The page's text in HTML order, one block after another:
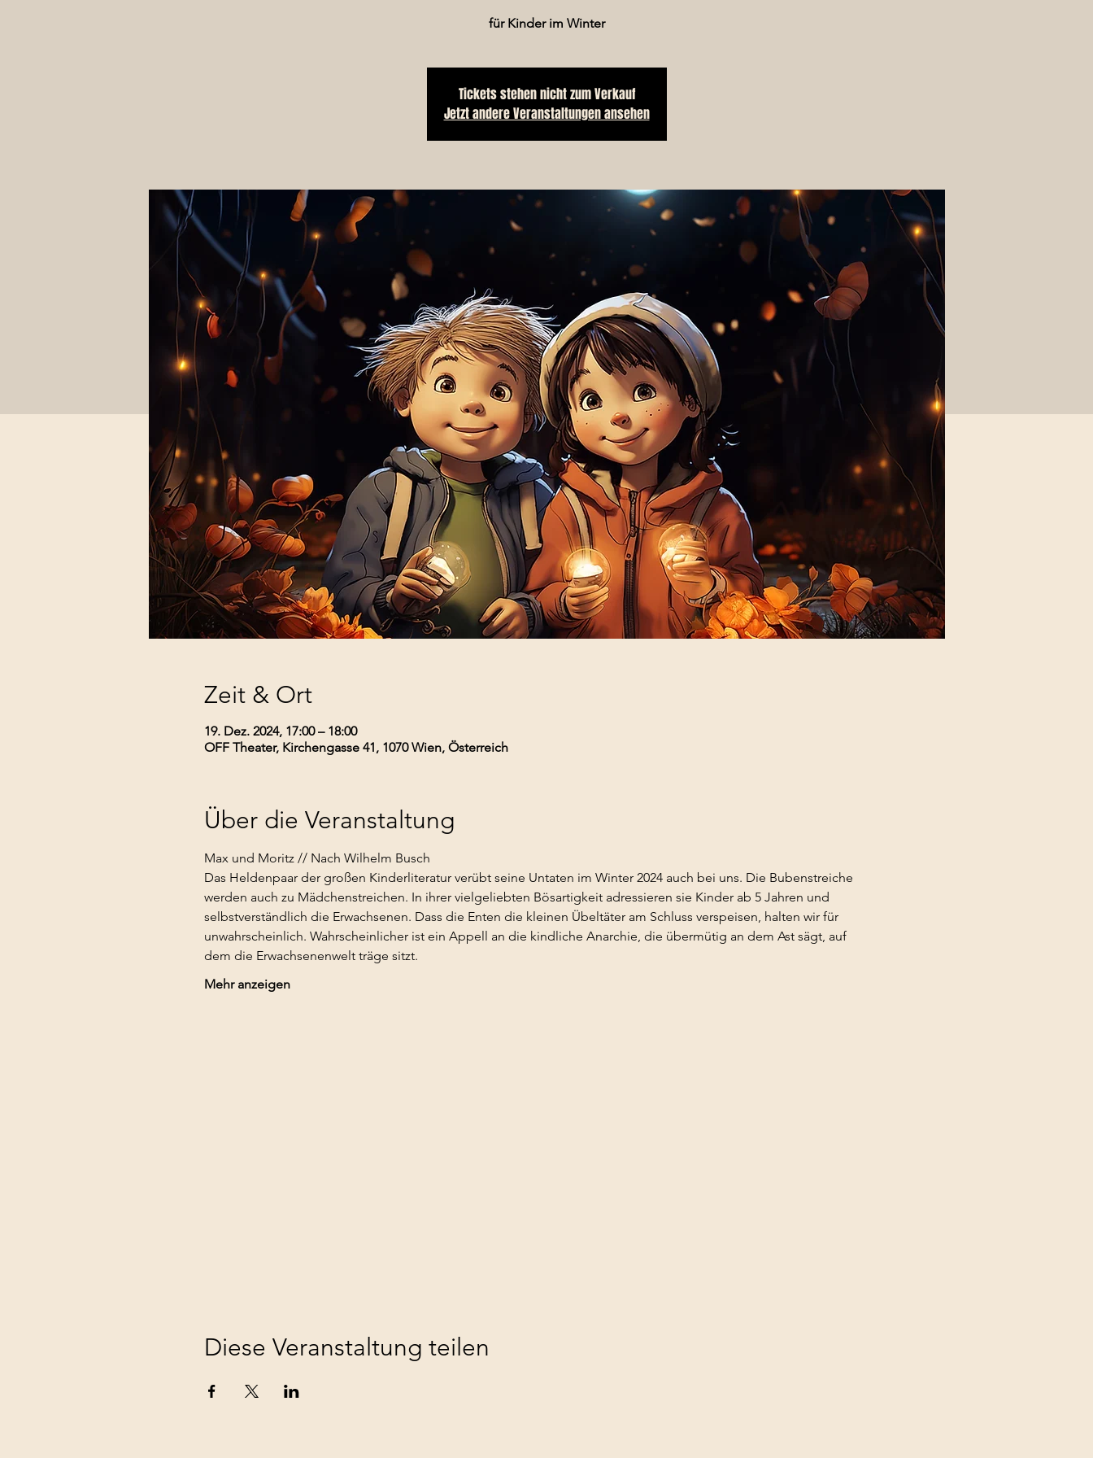
für Kinder im Winter
Tickets stehen nicht zum Verkauf
Jetzt andere Veranstaltungen ansehen
Zeit & Ort
19. Dez. 2024, 17:00 – 18:00
OFF Theater, Kirchengasse 41, 1070 Wien, Österreich
Über die Veranstaltung
Max und Moritz // Nach Wilhelm Busch
Das Heldenpaar der großen Kinderliteratur verübt seine Untaten im Winter 2024 auch bei uns. Die Bubenstreiche
werden auch zu Mädchenstreichen. In ihrer vielgeliebten Bösartigkeit adressieren sie Kinder ab 5 Jahren und
selbstverständlich die Erwachsenen. Dass die Enten die kleinen Übeltäter am Schluss verspeisen, halten wir für
unwahrscheinlich. Wahrscheinlicher ist ein Appell an die kindliche Anarchie, die übermütig an dem Ast sägt, auf
dem die Erwachsenenwelt träge sitzt.
Mehr anzeigen
Diese Veranstaltung teilen